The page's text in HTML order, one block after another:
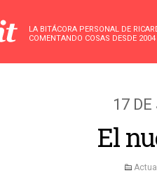
LA BITÁCORA PERSONAL DE
COMENTANDO COSAS DESDE 2004
17
El